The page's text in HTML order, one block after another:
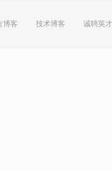
博客 技术博客 诚聘英才